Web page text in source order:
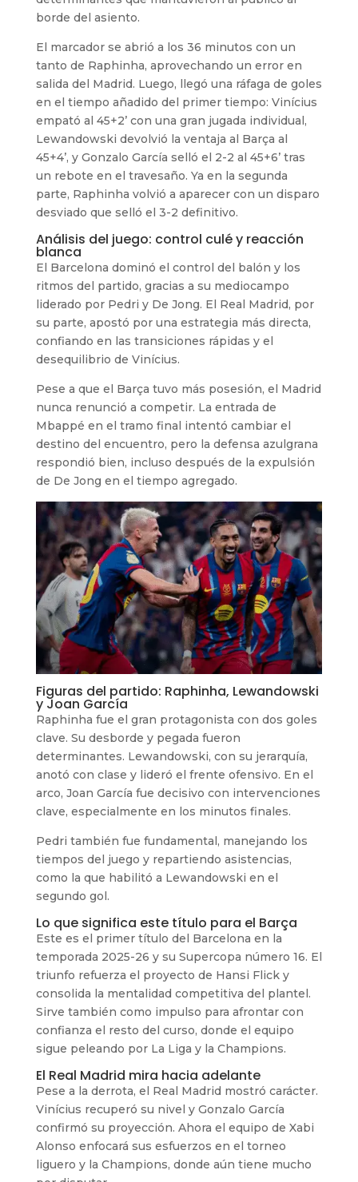
borde del asiento.
El marcador se abrió a los 36 minutos con un
tanto de Raphinha, aprovechando un error en
salida del Madrid. Luego, llegó una ráfaga de goles
en el tiempo añadido del primer tiempo: Vinícius
empató al 45+2’ con una gran jugada individual,
Lewandowski devolvió la ventaja al Barça al
45+4’, y Gonzalo García selló el 2-2 al 45+6’ tras
un rebote en el travesaño. Ya en la segunda
parte, Raphinha volvió a aparecer con un disparo
desviado que selló el 3-2 definitivo.
Análisis del juego: control culé y reacción
blanca
El Barcelona dominó el control del balón y los
ritmos del partido, gracias a su mediocampo
liderado por Pedri y De Jong. El Real Madrid, por
su parte, apostó por una estrategia más directa,
confiando en las transiciones rápidas y el
desequilibrio de Vinícius.
Pese a que el Barça tuvo más posesión, el Madrid
nunca renunció a competir. La entrada de
Mbappé en el tramo final intentó cambiar el
destino del encuentro, pero la defensa azulgrana
respondió bien, incluso después de la expulsión
de De Jong en el tiempo agregado.
Figuras del partido: Raphinha, Lewandowski
y Joan García
Raphinha fue el gran protagonista con dos goles
clave. Su desborde y pegada fueron
determinantes. Lewandowski, con su jerarquía,
anotó con clase y lideró el frente ofensivo. En el
arco, Joan García fue decisivo con intervenciones
clave, especialmente en los minutos finales.
Pedri también fue fundamental, manejando los
tiempos del juego y repartiendo asistencias,
como la que habilitó a Lewandowski en el
segundo gol.
Lo que significa este título para el Barça
Este es el primer título del Barcelona en la
temporada 2025-26 y su Supercopa número 16. El
triunfo refuerza el proyecto de Hansi Flick y
consolida la mentalidad competitiva del plantel.
Sirve también como impulso para afrontar con
confianza el resto del curso, donde el equipo
sigue peleando por La Liga y la Champions.
El Real Madrid mira hacia adelante
Pese a la derrota, el Real Madrid mostró carácter.
Vinícius recuperó su nivel y Gonzalo García
confirmó su proyección. Ahora el equipo de Xabi
Alonso enfocará sus esfuerzos en el torneo
liguero y la Champions, donde aún tiene mucho